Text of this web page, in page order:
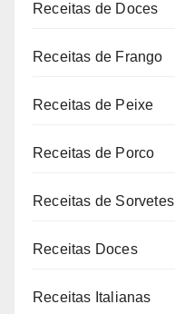
Receitas de Doces
Receitas de Frango
Receitas de Peixe
Receitas de Porco
Receitas de Sorvetes
Receitas Doces
Receitas Italianas